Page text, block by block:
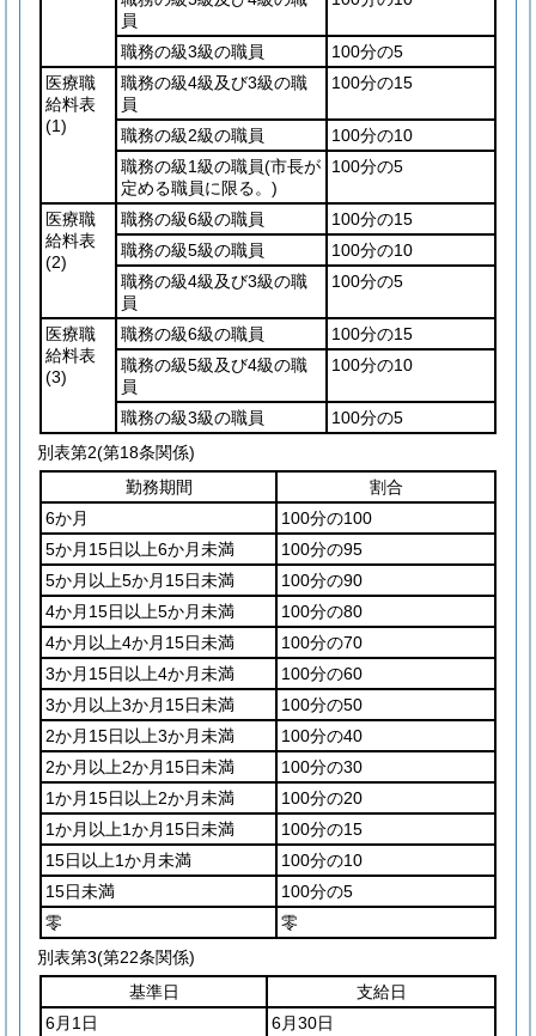
員
職務の級3級の職員
100分の5
医療職
給料表
(1)
職務の級4級及び3級の職
員
100分の15
職務の級2級の職員
100分の10
職務の級1級の職員(市長が
定める職員に限る。)
100分の5
医療職
給料表
(2)
職務の級6級の職員
100分の15
職務の級5級の職員
100分の10
職務の級4級及び3級の職
員
100分の5
医療職
給料表
(3)
職務の級6級の職員
100分の15
職務の級5級及び4級の職
員
100分の10
職務の級3級の職員
100分の5
別表第2(第18条関係)
勤務期間
割合
6か月
100分の100
5か月15日以上6か月未満
100分の95
5か月以上5か月15日未満
100分の90
4か月15日以上5か月未満
100分の80
4か月以上4か月15日未満
100分の70
3か月15日以上4か月未満
100分の60
3か月以上3か月15日未満
100分の50
2か月15日以上3か月未満
100分の40
2か月以上2か月15日未満
100分の30
1か月15日以上2か月未満
100分の20
1か月以上1か月15日未満
100分の15
15日以上1か月未満
100分の10
15日未満
100分の5
零
零
別表第3(第22条関係)
基準日
支給日
6月1日
6月30日